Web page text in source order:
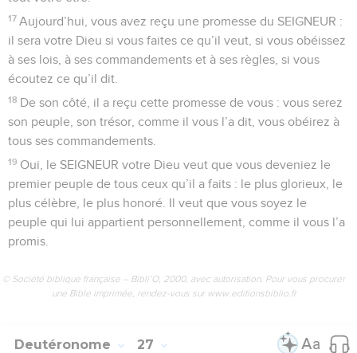
17 Aujourd’hui, vous avez reçu une promesse du SEIGNEUR :
il sera votre Dieu si vous faites ce qu’il veut, si vous obéissez
à ses lois, à ses commandements et à ses règles, si vous
écoutez ce qu’il dit.
18 De son côté, il a reçu cette promesse de vous : vous serez
son peuple, son trésor, comme il vous l’a dit, vous obéirez à
tous ses commandements.
19 Oui, le SEIGNEUR votre Dieu veut que vous deveniez le
premier peuple de tous ceux qu’il a faits : le plus glorieux, le
plus célèbre, le plus honoré. Il veut que vous soyez le
peuple qui lui appartient personnellement, comme il vous l’a
promis.
© Société biblique française – Bibli’O, 2000, avec autorisation. Pour vous procurer
une Bible imprimée, rendez-vous sur www.editionsbiblio.fr
Deutéronome 27